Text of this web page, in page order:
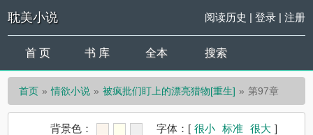
耽美小说 阅读历史 | 登录| 注册
首 页 书 库 全本 搜索
首页 情欲小说 被疯批们盯上的漂亮猎物[重生] 第97章
背景色： 字体： [ 很小 标准 很大 ]